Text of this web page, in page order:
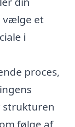
vælge et
i
proces,
strukturen
følge af